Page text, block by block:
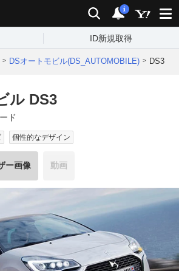
検索 通知
i
ID新規取得
DSオートモビル(DS_AUTOMOBILE) DS3
ル DS3
ド
個性的なデザイン
ー画像 動画